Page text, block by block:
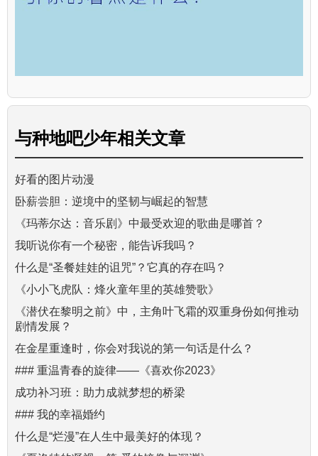
与种地吧少年相关文章
好看的图片动漫
卧薪尝胆：逆境中的坚韧与崛起的智慧
《玛蒂尔达：音乐剧》中最受欢迎的歌曲是哪首？
我听说你有一个秘密，能告诉我吗？
什么是“圣餐娃娃的诅咒”？它真的存在吗？
《小小飞虎队：烽火童年里的英雄赞歌》
《潜伏在黎明之前》中，主角叶飞霜的双重身份如何推动
剧情发展？
在金星重逢时，你会对我说的第一句话是什么？
### 重温青春的旋律——《喜欢你2023》
成功补习班：助力成就梦想的桥梁
### 我的幸福婚约
什么是“烂漫”在人生中最美好的体现？